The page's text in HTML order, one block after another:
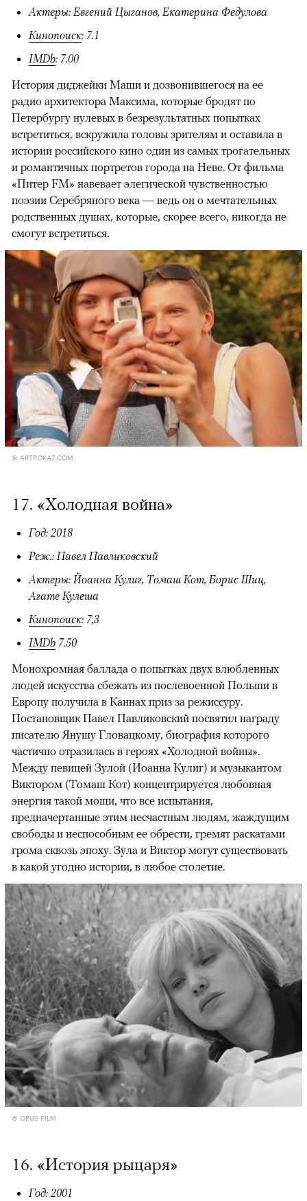
Актеры: Евгений Цыганов, Екатерина Федулова
Кинопоиск: 7.1
IMDb: 7.00
История диджейки Маши и дозвонившегося на ее
радио архитектора Максима, которые бродят по
Петербургу нулевых в безрезультатных попытках
встретиться, вскружила головы зрителям и оставила в
истории российского кино один из самых трогательных
и романтичных портретов города на Неве. От фильма
«Питер FM» навевает элегической чувственностью
поэзии Серебряного века — ведь он о мечтательных
родственных душах, которые, скорее всего, никогда не
смогут встретиться.
© ARTPOKAZ.COM
17. «Холодная война»
Год: 2018
Реж.: Павел Павликовский
Актеры: Йоанна Кулиг, Томаш Кот, Борис Шиц,
Агате Кулеша
Кинопоиск: 7,3
IMDb 7.50
Монохромная баллада о попытках двух влюбленных
людей искусства сбежать из послевоенной Польши в
Европу получила в Каннах приз за режиссуру.
Постановщик Павел Павликовский посвятил награду
писателю Янушу Гловацкому, биография которого
частично отразилась в героях «Холодной войны».
Между певицей Зулой (Иоанна Кулиг) и музыкантом
Виктором (Томаш Кот) концентрируется любовная
энергия такой мощи, что все испытания,
предначертанные этим несчастным людям, жаждущим
свободы и неспособным ее обрести, гремят раскатами
грома сквозь эпоху. Зула и Виктор могут существовать
в какой угодно истории, в любое столетие.
© OPUS FILM
16. «История рыцаря»
Год: 2001